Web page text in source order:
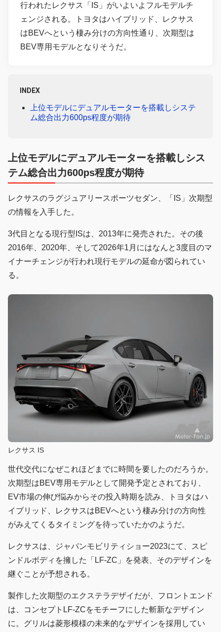
行われたレクサス「IS」がいよいよフルモデルチ
ェンジされる。トヨタはハイブリッド、レクサス
はBEVへという棲み分けの方向性通り、次期型は
BEV専用モデルとなりそうだ。
INDEX
上位モデルにデュアルモーターを搭載しシステ
ム総合出力600ps程度が期待
上位モデルにデュアルモーターを搭載しシス
テム総合出力600ps程度が期待
レクサスのラグジュアリースポーツセダン、「IS」次期型
の情報を入手した。
3代目となる現行型ISは、2013年に発売された。その後
2016年、2020年、そして2026年1月にはなんと3度目のマ
イナーチェンジが行われ現行モデルの延命が図られてい
る。
レクサス IS
世代交代になぜこれほどまでに時間を要したのだろうか。
次期型はBEV専用モデルとして開発予定とされており、
EV市場の伸び悩みからその投入時期を読み、トヨタはハ
イブリッド、レクサスはBEVへという棲み分けの方向性
がみえてくるタイミングを待っていたかのようだ。
レクサスは、ジャパンモビリティショー2023にて、スピ
ンドルボディを擁した「LF-ZC」を発表、そのデザインを
継ぐことが予想される。
製作した次期型のエクステラデザイだが、フロントエンド
は、コンセプトLF-ZCをモチーフにした斬新なデザイン
に。グリルは菱形模様の未来的なデザインを採用してい